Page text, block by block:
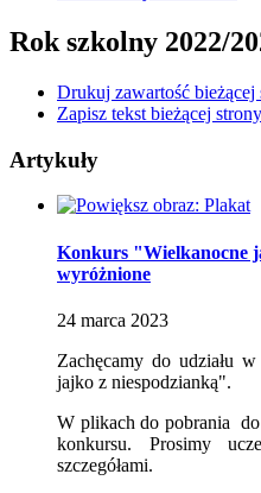
Rok szkolny 2022/
Drukuj zawartość bieżącej
Zapisz tekst bieżącej
Artykuły
Konkurs "Wielkanocne
wyróżnione
24 marca 2023
Zachęcamy do udziału
jajko z niespodzianką".
W plikach do pobrania
konkursu. Prosimy
szczegółami.